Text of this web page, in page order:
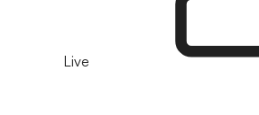
Live